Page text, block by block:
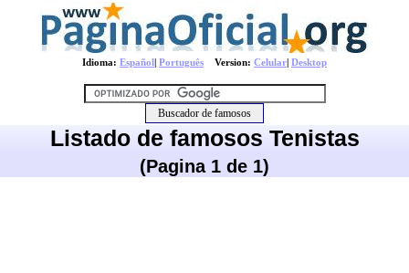
Idioma: Español| Português Version: Celular| Desktop
Listado de famosos Tenistas
(Pagina 1 de 1)